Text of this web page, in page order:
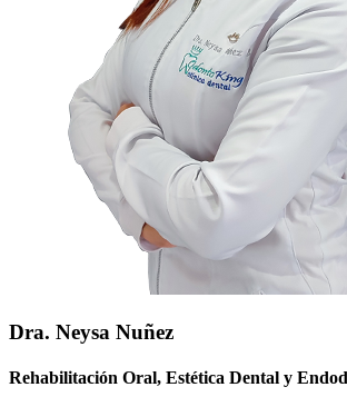
Dra. Neysa Nuñez
Rehabilitación Oral, Estética Dental y